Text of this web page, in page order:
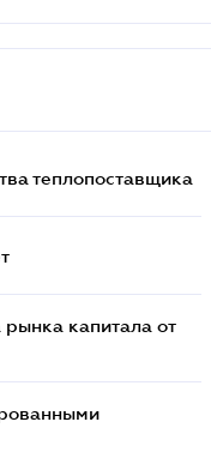
теплопоставщика
капитала от